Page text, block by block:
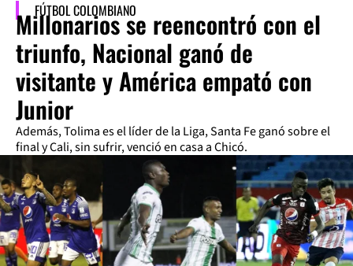
FÚTBOL COLOMBIANO
Millonarios se reencontró con el
triunfo, Nacional ganó de
visitante y América empató con
Junior
Además, Tolima es el líder de la Liga, Santa Fe ganó sobre el
final y Cali, sin sufrir, venció en casa a Chicó.